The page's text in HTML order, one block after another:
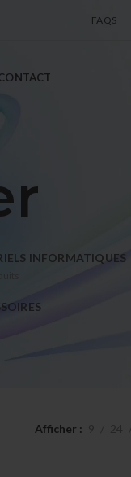
FAQS
INFORMATIQUES
Afficher